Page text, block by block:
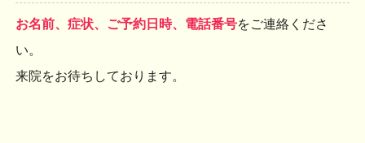
お名前、症状、ご予約日時、電話番号をご連絡くださ
い。
来院をお待ちしております。